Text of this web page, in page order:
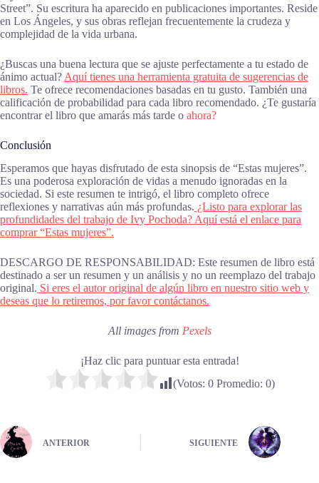
Street”. Su escritura ha aparecido en publicaciones importantes. Reside
en Los Ángeles, y sus obras reflejan frecuentemente la crudeza y
complejidad de la vida urbana.
¿Buscas una buena lectura que se ajuste perfectamente a tu estado de
ánimo actual? Aquí tienes una herramienta gratuita de sugerencias de
libros. Te ofrece recomendaciones basadas en tu gusto. También una
calificación de probabilidad para cada libro recomendado. ¿Te gustaría
encontrar el libro que amarás más tarde o ahora?
Conclusión
Esperamos que hayas disfrutado de esta sinopsis de “Estas mujeres”.
Es una poderosa exploración de vidas a menudo ignoradas en la
sociedad. Si este resumen te intrigó, el libro completo ofrece
reflexiones y narrativas aún más profundas. ¿Listo para explorar las
profundidades del trabajo de Ivy Pochoda? Aquí está el enlace para
comprar “Estas mujeres”.
DESCARGO DE RESPONSABILIDAD: Este resumen de libro está
destinado a ser un resumen y un análisis y no un reemplazo del trabajo
original. Si eres el autor original de algún libro en nuestro sitio web y
deseas que lo retiremos, por favor contáctanos.
All images from Pexels
¡Haz clic para puntuar esta entrada!
(Votos: 0Promedio: 0)
ANTERIOR SIGUIENTE